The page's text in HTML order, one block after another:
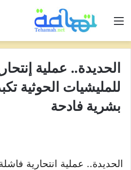
القائمة
الحديدة.. عملية
للمليشيات الحوثية
بشرية فادحة
الحديدة.. عملية انتحارية